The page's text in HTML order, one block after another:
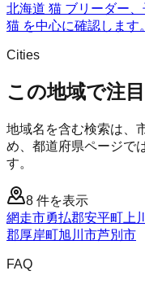
北海道 猫 ブリーダー
猫 を中心に確認します。
Cities
この地域で注
地域名を含む検索は、
め、都道府県ページで
す。
8 件を表示
網走市勇払郡安平町 上
郡厚岸町旭川市芦別市
FAQ